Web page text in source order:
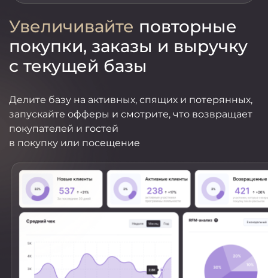
Увеличивайте повторные
покупки, заказы и выручку
с текущей базы
Делите базу на активных, спящих и потерянных,
запускайте офферы и смотрите, что возвращает
покупателей и гостей
в покупку или посещение